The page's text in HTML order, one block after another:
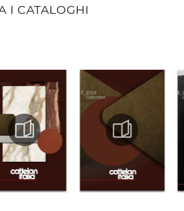
I CATALOGHI